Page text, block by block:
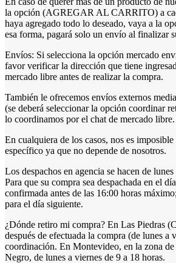
la opción (AGREGAR AL CARRITO) a
haya agregado todo lo deseado, vaya a la
esa forma, pagará solo un envío al finalizar
Envíos: Si selecciona la opción mercado
favor verificar la dirección que tiene
mercado libre antes de realizar la compra.
También le ofrecemos envíos externos
(se deberá seleccionar la opción coordinar
lo coordinamos por el chat de mercado libre.
En cualquiera de los casos, nos es
específico ya que no depende de nosotros.
Los despachos en agencia se hacen de
Para que su compra sea despachada en el
confirmada antes de las 16:00 horas
para el día siguiente.
¿Dónde retiro mi compra? En Las Piedras
después de efectuada la compra (de lunes a
coordinación. En Montevideo, en la zona
Negro, de lunes a viernes de 9 a 18 horas.